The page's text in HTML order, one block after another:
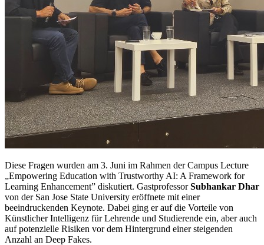
Diese Fragen wurden am 3. Juni im Rahmen der Campus Lecture
„Empowering Education with Trustworthy AI: A Framework for
Learning Enhancement” diskutiert. GastprofessorSubhankar Dhar
von der San Jose State University eröffnete mit einer
beeindruckenden Keynote. Dabei ging er auf die Vorteile von
Künstlicher Intelligenz für Lehrende und Studierende ein, aber auch
auf potenzielle Risiken vor dem Hintergrund einer steigenden
Anzahl an Deep Fakes.